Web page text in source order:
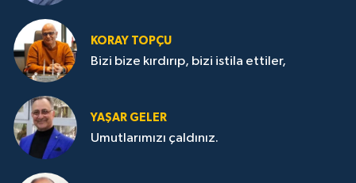
KORAY TOPÇU
Bizi bize kırdırıp, bizi istila ettiler,
YAŞAR GELER
Umutlarımızı çaldınız.